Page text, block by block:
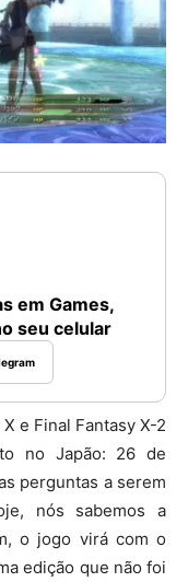
em Games,
seu celular
e Final Fantasy X-2
no Japão: 26 de
perguntas a serem
nós sabemos a
o jogo virá com o
edição que não foi